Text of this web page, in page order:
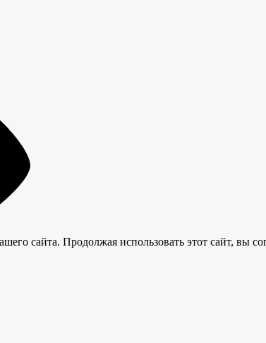
сайта. Продолжая использовать этот сайт, вы